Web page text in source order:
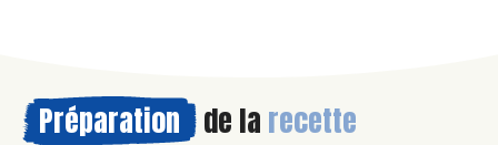
Préparation de la recette